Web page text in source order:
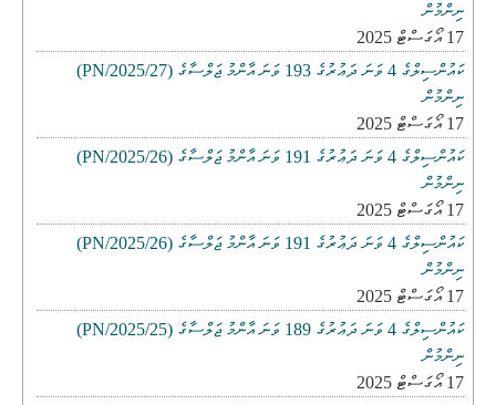
ނިންމުން
17 އޯގަސްޓް 2025
ކައުންސިލްގެ 4 ވަނަ ދަޢުރުގެ 193 ވަނަ އާންމު ޖަލްސާގެ (PN/2025/27)
ނިންމުން
17 އޯގަސްޓް 2025
ކައުންސިލްގެ 4 ވަނަ ދަޢުރުގެ 191 ވަނަ އާންމު ޖަލްސާގެ (PN/2025/26)
ނިންމުން
17 އޯގަސްޓް 2025
ކައުންސިލްގެ 4 ވަނަ ދަޢުރުގެ 191 ވަނަ އާންމު ޖަލްސާގެ (PN/2025/26)
ނިންމުން
17 އޯގަސްޓް 2025
ކައުންސިލްގެ 4 ވަނަ ދަޢުރުގެ 189 ވަނަ އާންމު ޖަލްސާގެ (PN/2025/25)
ނިންމުން
17 އޯގަސްޓް 2025